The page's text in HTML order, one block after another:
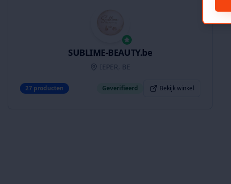
SUBLIME-BEAUTY.be
IEPER, BE
27 producten Geverifieerd Bekijk winkel